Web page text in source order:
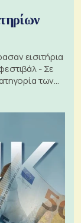
εισιτήρια
- Σε
των